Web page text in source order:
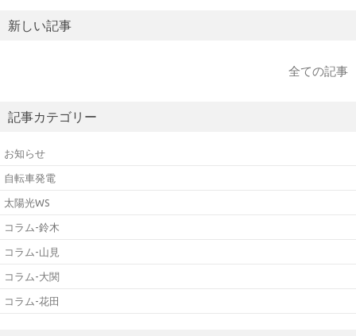
新しい記事
全ての記事
記事カテゴリー
お知らせ
自転車発電
太陽光WS
コラム-鈴木
コラム-山見
コラム-大関
コラム-花田